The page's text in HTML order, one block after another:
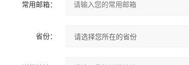
常用邮箱：
省份：